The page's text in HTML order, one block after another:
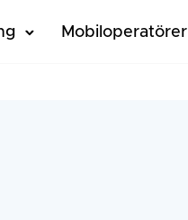
Mobiloperatörer